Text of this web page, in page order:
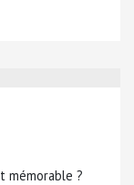
mémorable ?